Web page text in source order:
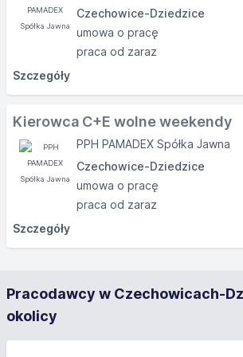
Czechowice-Dziedzice
umowa o pracę
praca od zaraz
Szczegóły
Zakres obowiązków
Prowadzenie pojazdu o masie
Wsparcie pracowników produkcji w
Zaopatrzenie i dostawa w ramach
Wymagania
Cyfrowa karta kierowcy;
Doświadczenie w prowadzeniu
Kierowca C+E wolne weekendy
PPH PAMADEX Spółka Jawna
Czechowice-Dziedzice
umowa o pracę
praca od zaraz
Szczegóły
Wsparcie pracowników produkcji w
Pracodawcy w Czechowicach-
okolicy